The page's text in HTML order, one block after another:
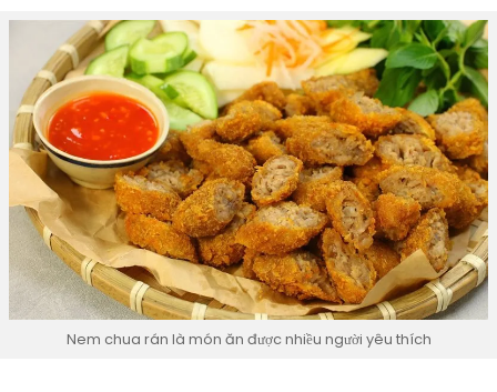
Nem chua rán là món ăn được nhiều người yêu thích